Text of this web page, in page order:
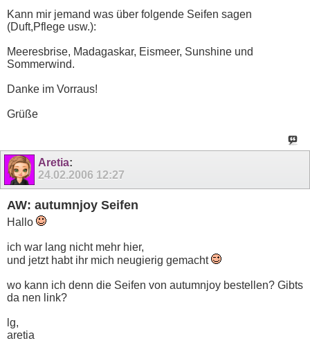
Kann mir jemand was über folgende Seifen sagen
(Duft,Pflege usw.):
Meeresbrise, Madagaskar, Eismeer, Sunshine und
Sommerwind.
Danke im Vorraus!
Grüße
Aretia:
24.02.2006 12:27
AW: autumnjoy Seifen
Hallo
ich war lang nicht mehr hier,
und jetzt habt ihr mich neugierig gemacht
wo kann ich denn die Seifen von autumnjoy bestellen? Gibts
da nen link?
lg,
aretia